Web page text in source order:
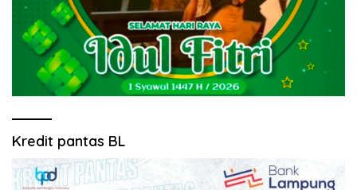
Kredit pantas BL